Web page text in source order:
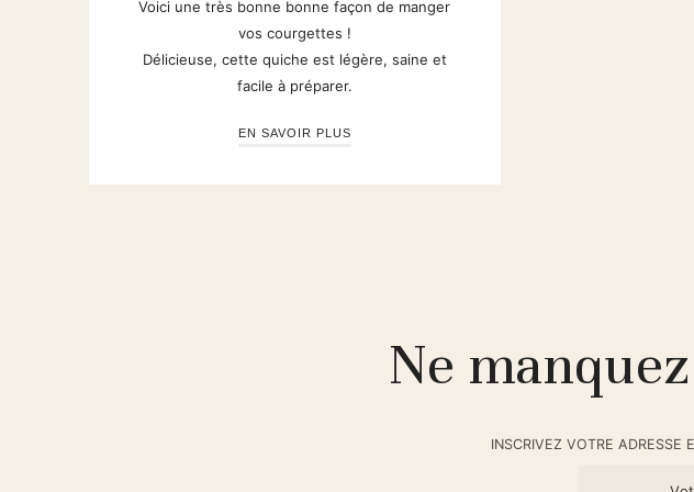
Voici une très bonne bonne façon de manger
vos courgettes !
Délicieuse, cette quiche est légère, saine et
facile à préparer.
EN SAVOIR PLUS
Ne
INSCRIVEZ VOTRE ADRESSE